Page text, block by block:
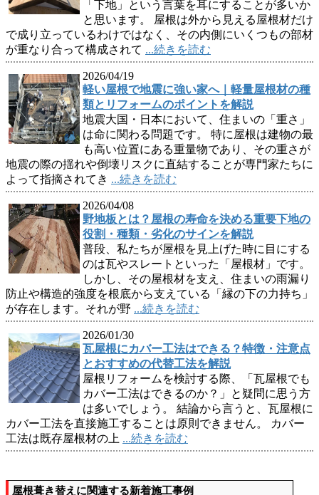
「下地」という言葉を耳にすることが多いか
と思います。 屋根は外から見える屋根材だけ
で成り立っているわけではなく、その内側にいくつもの部材
が重なり合って構成されて ...続きを読む
2026/04/19
軽い屋根で地震に強い家へ｜軽量屋根材の種
類とリフォームのポイントを解説
地震大国・日本において、住まいの「重さ」
は命に関わる問題です。 特に屋根は建物の最
も高い位置にある重量物であり、その重さが
地震の際の揺れや倒壊リスクに直結することが専門家たちに
よって指摘されてき ...続きを読む
2026/04/08
野地板とは？屋根の寿命を決める重要下地の
役割・種類・劣化のサインを解説
普段、私たちが屋根を見上げた時に目にする
のは瓦やスレートといった「屋根材」です。
しかし、その屋根材を支え、住まいの雨漏り
防止や構造的強度を根底から支えている「縁の下の力持ち」
が存在します。それが野 ...続きを読む
2026/01/30
瓦屋根にカバー工法はできる？特徴・注意点
とおすすめの代替工法を解説
屋根リフォームを検討する際、「瓦屋根でも
カバー工法はできるのか？」と疑問に思う方
は多いでしょう。 結論から言うと、瓦屋根に
カバー工法を直接施工することは原則できません。 カバー
工法は既存屋根材の上 ...続きを読む
屋根葺き替えに関連する新着施工事例